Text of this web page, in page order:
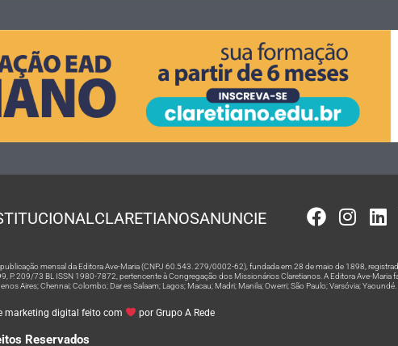
CLARETIANOSANUNCIE
publicação mensal da Editora Ave-Maria (CNPJ 60.543. 279/0002-62), fundada em 28 de maio de 1898,
P. 209/73 BL ISSN 1980-7872, pertencente à Congregação dos Missionários Claretianos. A Editora Ave-Maria
Aires; Chennai; Colombo; Dar es Salaam; Lagos; Macau; Madri; Manila; Owerri; São Paulo; Varsóvia; Yaoundé.
marketing digital feito com por Grupo A Rede
Reservados